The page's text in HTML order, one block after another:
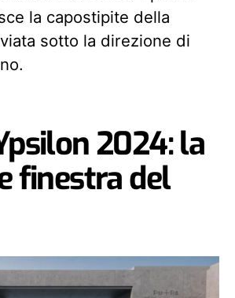
la capostipite della
sotto la direzione di
2024: la
finestra del